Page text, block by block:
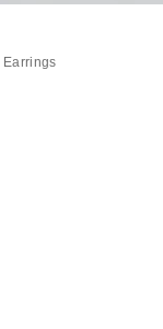
Earrings